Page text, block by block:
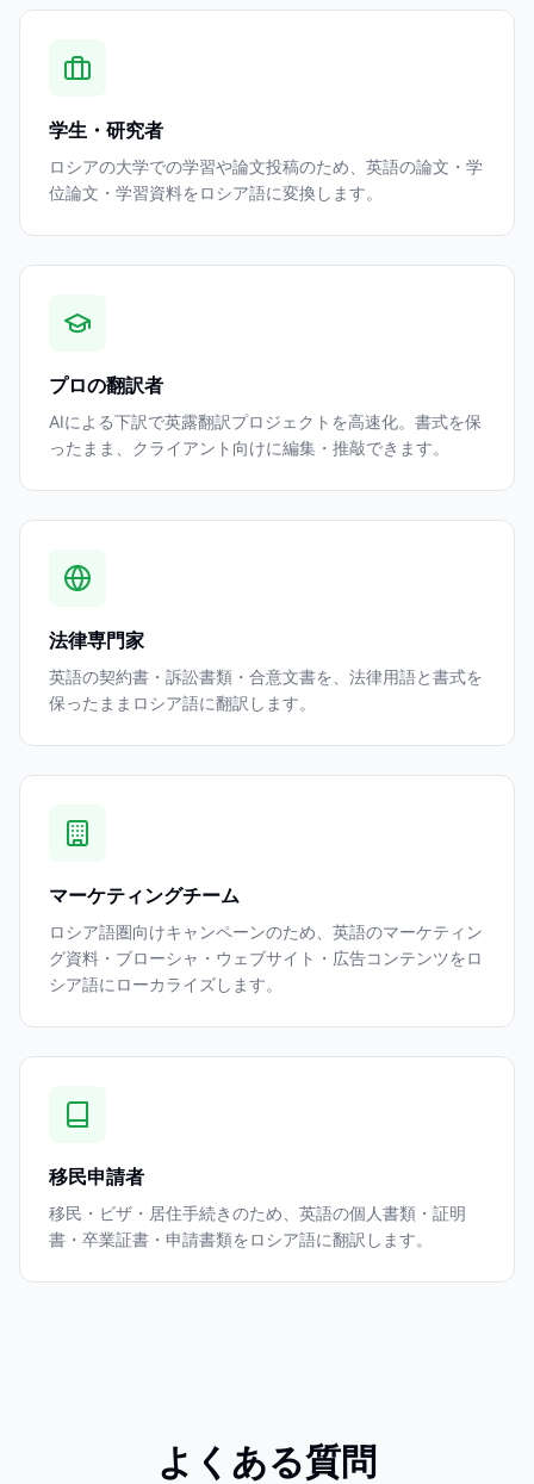
学生・研究者
ロシアの大学での学習や論文投稿のため、英語の論文・学
位論文・学習資料をロシア語に変換します。
プロの翻訳者
AIによる下訳で英露翻訳プロジェクトを高速化。書式を保
ったまま、クライアント向けに編集・推敲できます。
法律専門家
英語の契約書・訴訟書類・合意文書を、法律用語と書式を
保ったままロシア語に翻訳します。
マーケティングチーム
ロシア語圏向けキャンペーンのため、英語のマーケティン
グ資料・ブローシャ・ウェブサイト・広告コンテンツをロ
シア語にローカライズします。
移民申請者
移民・ビザ・居住手続きのため、英語の個人書類・証明
書・卒業証書・申請書類をロシア語に翻訳します。
よくある質問